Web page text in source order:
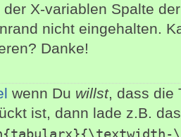
der X-variablen Spalte
nicht eingehalten.
Danke!
wenn Du willst, dass die
ist, dann lade z.B.